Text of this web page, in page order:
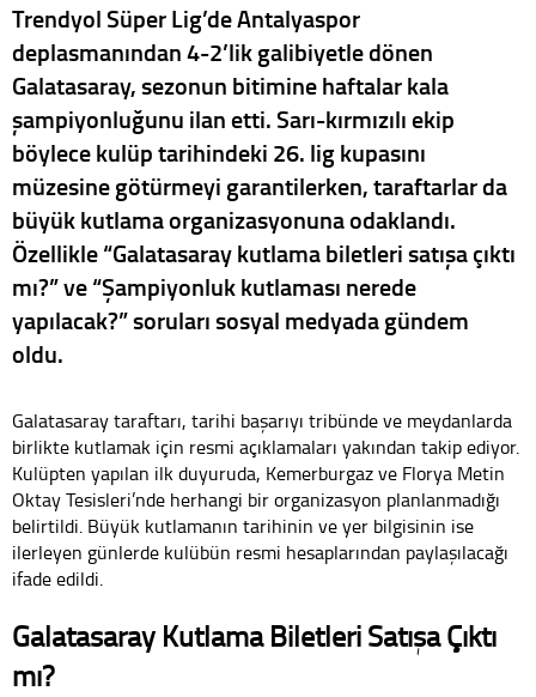
Trendyol Süper Lig’de Antalyaspor
deplasmanından 4-2’lik galibiyetle dönen
Galatasaray, sezonun bitimine haftalar kala
şampiyonluğunu ilan etti. Sarı-kırmızılı ekip
böylece kulüp tarihindeki 26. lig kupasını
müzesine götürmeyi garantilerken, taraftarlar da
büyük kutlama organizasyonuna odaklandı.
Özellikle “Galatasaray kutlama biletleri satışa çıktı
mı?” ve “Şampiyonluk kutlaması nerede
yapılacak?” soruları sosyal medyada gündem
oldu.
Galatasaray taraftarı, tarihi başarıyı tribünde ve meydanlarda
birlikte kutlamak için resmi açıklamaları yakından takip ediyor.
Kulüpten yapılan ilk duyuruda, Kemerburgaz ve Florya Metin
Oktay Tesisleri’nde herhangi bir organizasyon planlanmadığı
belirtildi. Büyük kutlamanın tarihinin ve yer bilgisinin ise
ilerleyen günlerde kulübün resmi hesaplarından paylaşılacağı
ifade edildi.
Galatasaray Kutlama Biletleri Satışa Çıktı
mı?